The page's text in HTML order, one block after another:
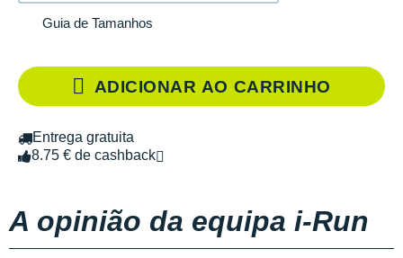
Guia de Tamanhos
ADICIONAR AO CARRINHO
Entrega gratuita
8.75 € de cashback
A opinião da equipa i-Run